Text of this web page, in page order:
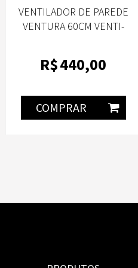
VENTILADOR DE PAREDE
VENTURA 60CM VENTI-
R$440,00
COMPRAR